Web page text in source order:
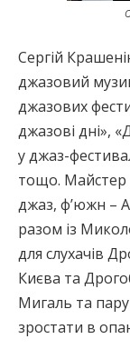
Сергій
джазовий
джазових
джазові дні»,
у джаз-
тощо. Майстер
джаз, ф’южн –
разом із
для слухачів
Києва та
Мигаль та пару
зростати в